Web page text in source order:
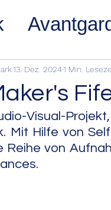
Rock
Rock
Garage Rock
13. Dez. 20241 Min.
Visual-
Mit Hilfe von
Reihe von